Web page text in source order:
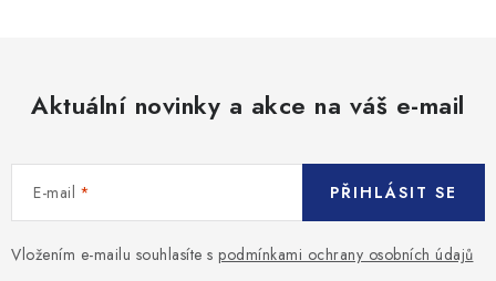
Aktuální novinky a akce na váš e-mail
E-mail
Vložením e-mailu souhlasíte s podmínkami ochrany osobních údajů
PŘIHLÁSIT SE